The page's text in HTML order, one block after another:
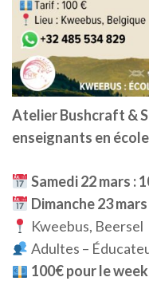
Atelier Bushcraft &
enseignants en
Samedi 22 mars :
Dimanche 23
Kweebus, Beersel
Adultes –
100€ pour le